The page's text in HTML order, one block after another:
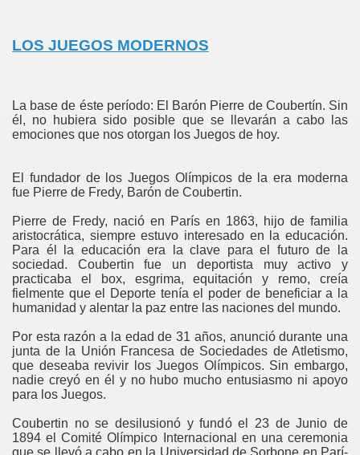
LOS JUEGOS MODERNOS
La base de éste perí­odo: El Barón Pierre de Coubertín. Sin
él, no hubiera sido posible que se llevarán a cabo las
emociones que nos otorgan los Juegos de hoy.
El fundador de los Juegos Olímpicos de la era moderna
fue Pierre de Fredy, Barón de Coubertin.
Pierre de Fredy, nació en París en 1863, hijo de familia
aristocrática, siempre estuvo interesado en la educación.
Para él la educación era la clave para el futuro de la
sociedad. Coubertin fue un deportista muy activo y
practicaba el box, esgrima, equitación y remo, creía
fielmente que el Deporte tenía el poder de beneficiar a la
humanidad y alentar la paz entre las naciones del mundo.
Por esta razón a la edad de 31 años, anunció durante una
junta de la Unión Francesa de Sociedades de Atletismo,
que deseaba revivir los Juegos Olímpicos. Sin embargo,
nadie creyó en él y no hubo mucho entusiasmo ni apoyo
para los Juegos.
Coubertin no se desilusionó y fundó el 23 de Junio de
1894 el Comité Olí­mpico Internacional en una ceremonia